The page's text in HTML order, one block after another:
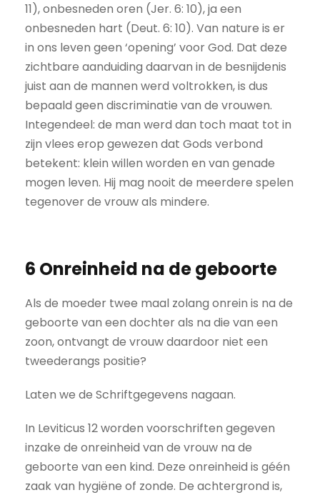
11), onbesneden oren (Jer. 6: 10), ja een
onbesneden hart (Deut. 6: 10). Van nature is er
in ons leven geen ‘opening’ voor God. Dat deze
zichtbare aanduiding daarvan in de besnijdenis
juist aan de mannen werd voltrokken, is dus
bepaald geen discriminatie van de vrouwen.
Integendeel: de man werd dan toch maat tot in
zijn vlees erop gewezen dat Gods verbond
betekent: klein willen worden en van genade
mogen leven. Hij mag nooit de meerdere spelen
tegenover de vrouw als mindere.
6 Onreinheid na de geboorte
Als de moeder twee maal zolang onrein is na de
geboorte van een dochter als na die van een
zoon, ontvangt de vrouw daardoor niet een
tweederangs positie?
Laten we de Schriftgegevens nagaan.
In Leviticus 12 worden voorschriften gegeven
inzake de onreinheid van de vrouw na de
geboorte van een kind. Deze onreinheid is géén
zaak van hygiëne of zonde. De achtergrond is,